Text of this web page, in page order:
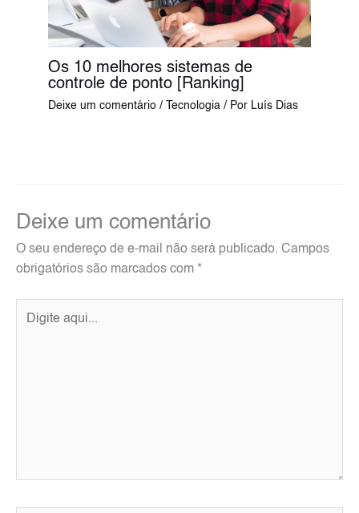
Os 10 melhores sistemas de
controle de ponto [Ranking]
Deixe um comentário / Tecnologia / Por Luís Dias
Deixe um comentário
O seu endereço de e-mail não será publicado. Campos
obrigatórios são marcados com *
aqui...